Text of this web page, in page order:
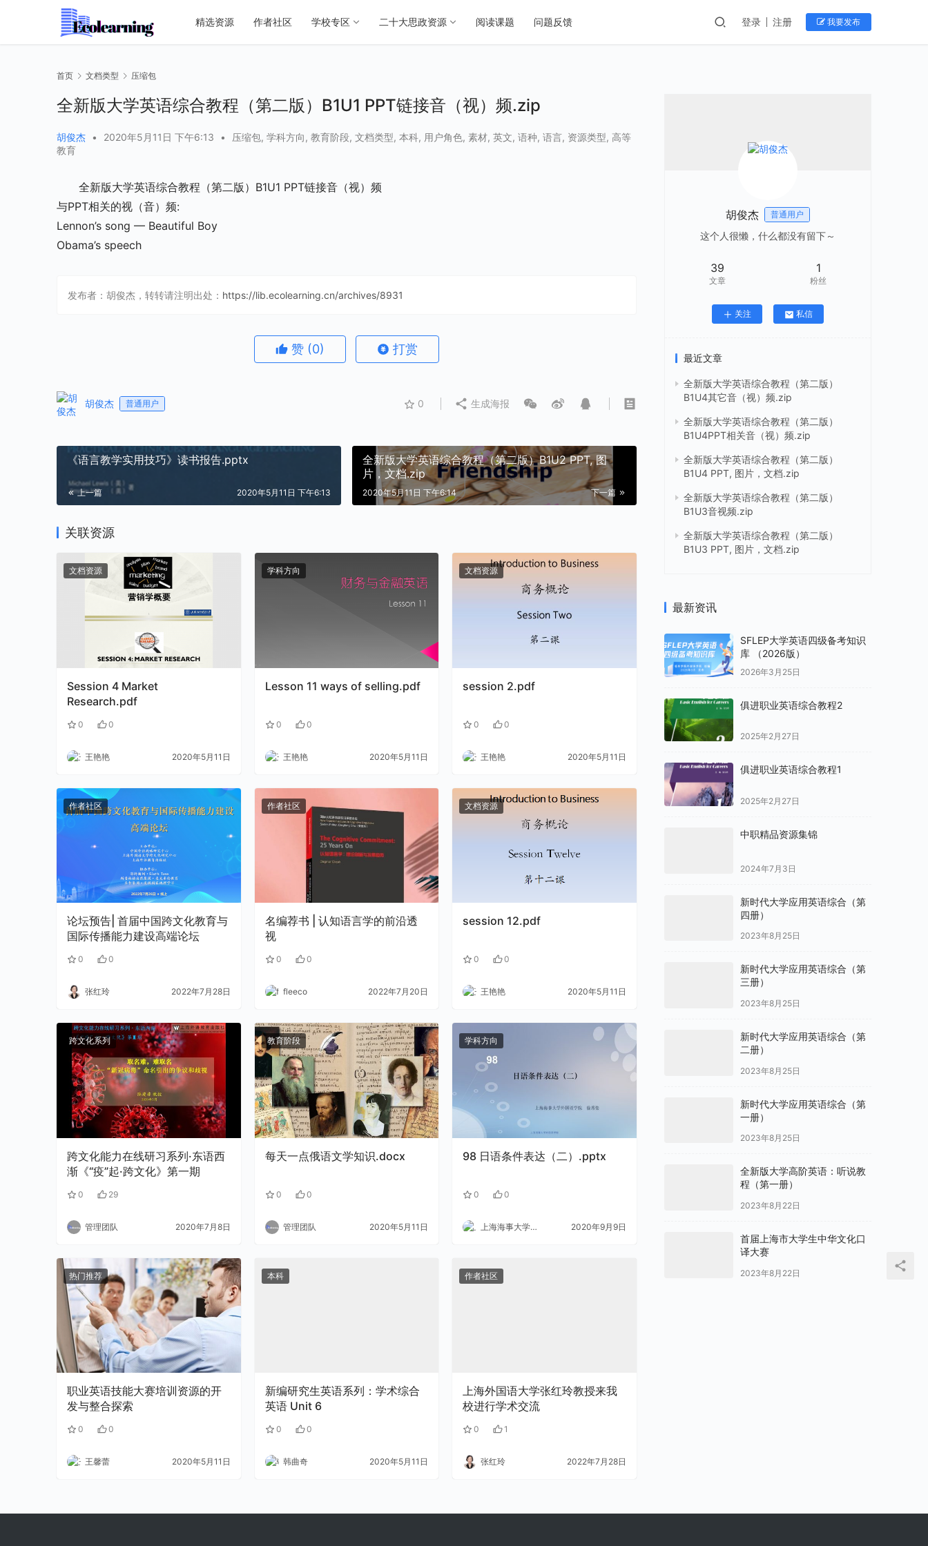
精选资源 作者社区 学校专区 二十大思政资源 阅读课题 问题反馈 登录 注册 我要发布
首页 文档类型 压缩包
全新版大学英语综合教程（第二版）B1U1 PPT链接音（视）频.zip
胡俊杰 • 2020年5月11日 下午6:13 • 压缩包, 学科方向, 教育阶段, 文档类型, 本科, 用户角色, 素材, 英文, 语种, 语言, 资源类型, 高等
教育
全新版大学英语综合教程（第二版）B1U1 PPT链接音（视）频
与PPT相关的视（音）频:
Lennon’s song — Beautiful Boy
Obama’s speech
发布者：胡俊杰，转转请注明出处： https://lib.ecolearning.cn/archives/8931
赞 (0) 打赏
胡俊杰 普通用户 0 生成海报
《语言教学实用技巧》读书报告.pptx
上一篇 2020年5月11日 下午6:13
全新版大学英语综合教程（第二版）B1U2 PPT, 图
片，文档.zip
下一篇
2020年5月11日 下午6:14
关联资源
文档资源
Session 4 Market
Research.pdf
0 0
王艳艳 2020年5月11日
学科方向
Lesson 11 ways of selling.pdf
0 0
王艳艳 2020年5月11日
文档资源
session 2.pdf
0 0
王艳艳 2020年5月11日
作者社区
论坛预告| 首届中国跨文化教育与
国际传播能力建设高端论坛
0 0
张红玲 2022年7月28日
作者社区
名编荐书 | 认知语言学的前沿透
视
0 0
fleeco 2022年7月20日
文档资源
session 12.pdf
0 0
王艳艳 2020年5月11日
跨文化系列
跨文化能力在线研习系列·东语西
渐《“疫”起·跨文化》第一期
0 29
管理团队 2020年7月8日
教育阶段
每天一点俄语文学知识.docx
0 0
管理团队 2020年5月11日
学科方向
98 日语条件表达（二）.pptx
0 0
上海海事大学外语 2020年9月9日
热门推荐
职业英语技能大赛培训资源的开
发与整合探索
0 0
王馨蕾 2020年5月11日
本科
新编研究生英语系列：学术综合
英语 Unit 6
0 0
韩曲奇 2020年5月11日
作者社区
上海外国语大学张红玲教授来我
校进行学术交流
0 1
张红玲 2022年7月28日
胡俊杰 普通用户
这个人很懒，什么都没有留下～
39
文章
1
粉丝
关注 私信
最近文章
全新版大学英语综合教程（第二版）
B1U4其它音（视）频.zip
全新版大学英语综合教程（第二版）
B1U4PPT相关音（视）频.zip
全新版大学英语综合教程（第二版）
B1U4 PPT, 图片，文档.zip
全新版大学英语综合教程（第二版）
B1U3音视频.zip
全新版大学英语综合教程（第二版）
B1U3 PPT, 图片，文档.zip
最新资讯
SFLEP大学英语四级备考知识
库 （2026版）
2026年3月25日
俱进职业英语综合教程2
2025年2月27日
俱进职业英语综合教程1
2025年2月27日
中职精品资源集锦
2024年7月3日
新时代大学应用英语综合（第
四册）
2023年8月25日
新时代大学应用英语综合（第
三册）
2023年8月25日
新时代大学应用英语综合（第
二册）
2023年8月25日
新时代大学应用英语综合（第
一册）
2023年8月25日
全新版大学高阶英语：听说教
程（第一册）
2023年8月22日
首届上海市大学生中华文化口
译大赛
2023年8月22日